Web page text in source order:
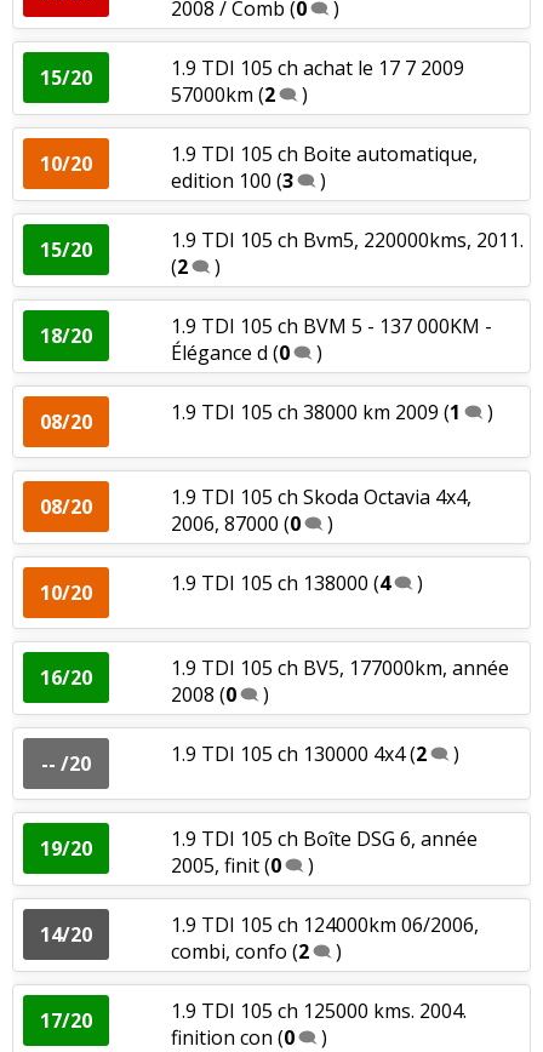
16/20
1.6 TDI 105 ch Boîte manuelle, 2010,
finition (0)
-- /20 1.6 TDI 105 ch(0)
19/20
1.6 TDI 105 ch 45000km2010
GREENLINE (0 )
10/20
1.6 TDI 105 ch Boite DSG 7, 125000 km,
2012,(0 )
10/20
1.6 TDI 105 ch 3ans6mois 85000km
119grm (0)
-- /20 1.6 TDI 105 ch(0)
18/20
1.6 TDI 105 ch 118000 2005 ambiente
(0)
18/20
1.6 TDI 105 ch 90.000kms,
2012,greentec (0)
-- /20 1.6 TDI 105 ch(0)
16/20
1.6 TDI 105 ch doite dsg,
85000km,2010,jantes(0)
04/20 1.6 TDI 105 ch 56000km 2011(0)
Fiabilité:5aiment5n'aiment pas
Service après vente :1aime3n'aiment pas
2008 / Comb (0 )
15/20
1.9 TDI 105 ch achat le 17 7 2009
57000km (2 )
10/20
1.9 TDI 105 ch Boite automatique,
edition 100 (3 )
15/20
1.9 TDI 105 ch Bvm5, 220000kms, 2011.
(2 )
18/20
1.9 TDI 105 ch BVM 5 - 137 000KM -
Élégance d (0 )
08/20 1.9 TDI 105 ch 38000 km 2009 (1 )
08/20
1.9 TDI 105 ch Skoda Octavia 4x4,
2006, 87000 (0 )
10/20 1.9 TDI 105 ch 138000 (4 )
16/20
1.9 TDI 105 ch BV5, 177000km, année
2008 (0 )
-- /20 1.9 TDI 105 ch 130000 4x4(2 )
19/20
1.9 TDI 105 ch Boîte DSG 6, année
2005, finit(0 )
14/20
1.9 TDI 105 ch 124000km 06/2006,
combi, confo (2 )
17/20
1.9 TDI 105 ch 125000 kms. 2004.
finition con (0 )